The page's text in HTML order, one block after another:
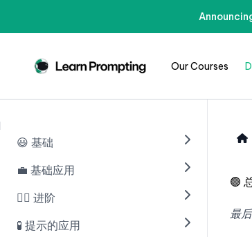
Our Courses
😃 基础
🟢 AI 简介
🟢 使用 ChatGPT 进行提示
🟢 提示工程
💼 基础应用
🟢 介绍
🟢 数据结构化
🧙‍♂️ 进阶
🟢 思维链提示过程
🧪 提示的应用
🟢
最